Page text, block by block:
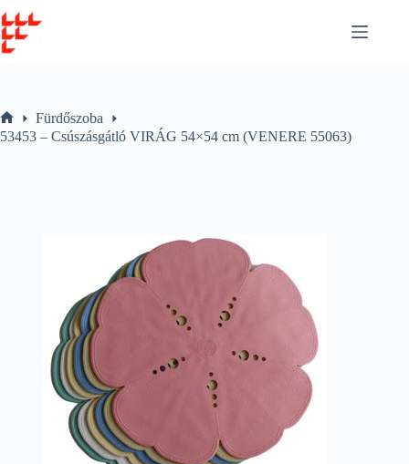
to
content
Home
Fürdőszoba
53453 – Csúszásgátló VIRÁG 54×54 cm (VENERE 55063)